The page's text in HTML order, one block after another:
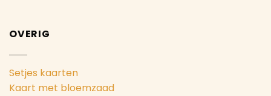
OVERIG
Setjes kaarten
Kaart met bloemzaad